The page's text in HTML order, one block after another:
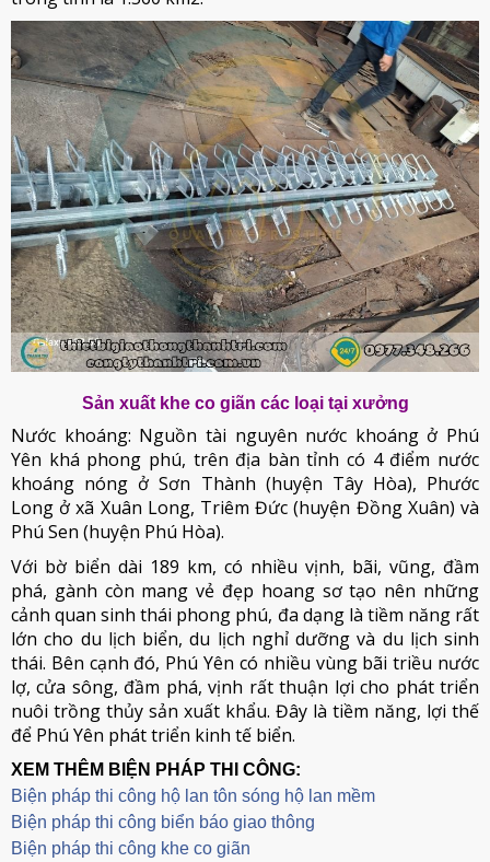
Sản xuất khe co giãn các loại tại xưởng
Nước khoáng: Nguồn tài nguyên nước khoáng ở Phú
Yên khá phong phú, trên địa bàn tỉnh có 4 điểm nước
khoáng nóng ở Sơn Thành (huyện Tây Hòa), Phước
Long ở xã Xuân Long, Triêm Đức (huyện Đồng Xuân) và
Phú Sen (huyện Phú Hòa).
Với bờ biển dài 189 km, có nhiều vịnh, bãi, vũng, đầm
phá, gành còn mang vẻ đẹp hoang sơ tạo nên những
cảnh quan sinh thái phong phú, đa dạng là tiềm năng rất
lớn cho du lịch biển, du lịch nghỉ dưỡng và du lịch sinh
thái. Bên cạnh đó, Phú Yên có nhiều vùng bãi triều nước
lợ, cửa sông, đầm phá, vịnh rất thuận lợi cho phát triển
nuôi trồng thủy sản xuất khẩu. Đây là tiềm năng, lợi thế
để Phú Yên phát triển kinh tế biển.
XEM THÊM BIỆN PHÁP THI CÔNG:
Biện pháp thi công hộ lan tôn sóng hộ lan mềm
Biện pháp thi công biển báo giao thông
Biện pháp thi công khe co giãn